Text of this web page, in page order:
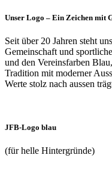
Unser Logo – Ein Zeichen mit
Seit über 20 Jahren steht
Gemeinschaft und
und den Vereinsfarben
Tradition mit moderner
Werte stolz nach aussen
JFB-Logo blau
(für helle Hintergründe)